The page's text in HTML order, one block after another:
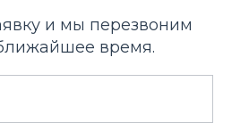
и мы перезвоним
время.